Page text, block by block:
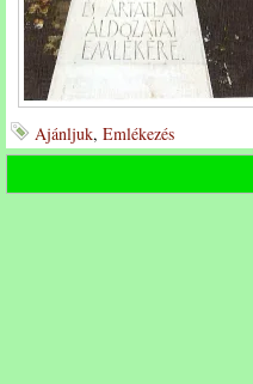
Ajánljuk, Emlékezés